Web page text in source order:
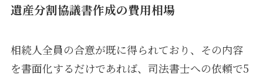
遺産分割協議書作成の費用相場
相続人全員の合意が既に得られており、その内容
を書面化するだけであれば、司法書士への依頼で5